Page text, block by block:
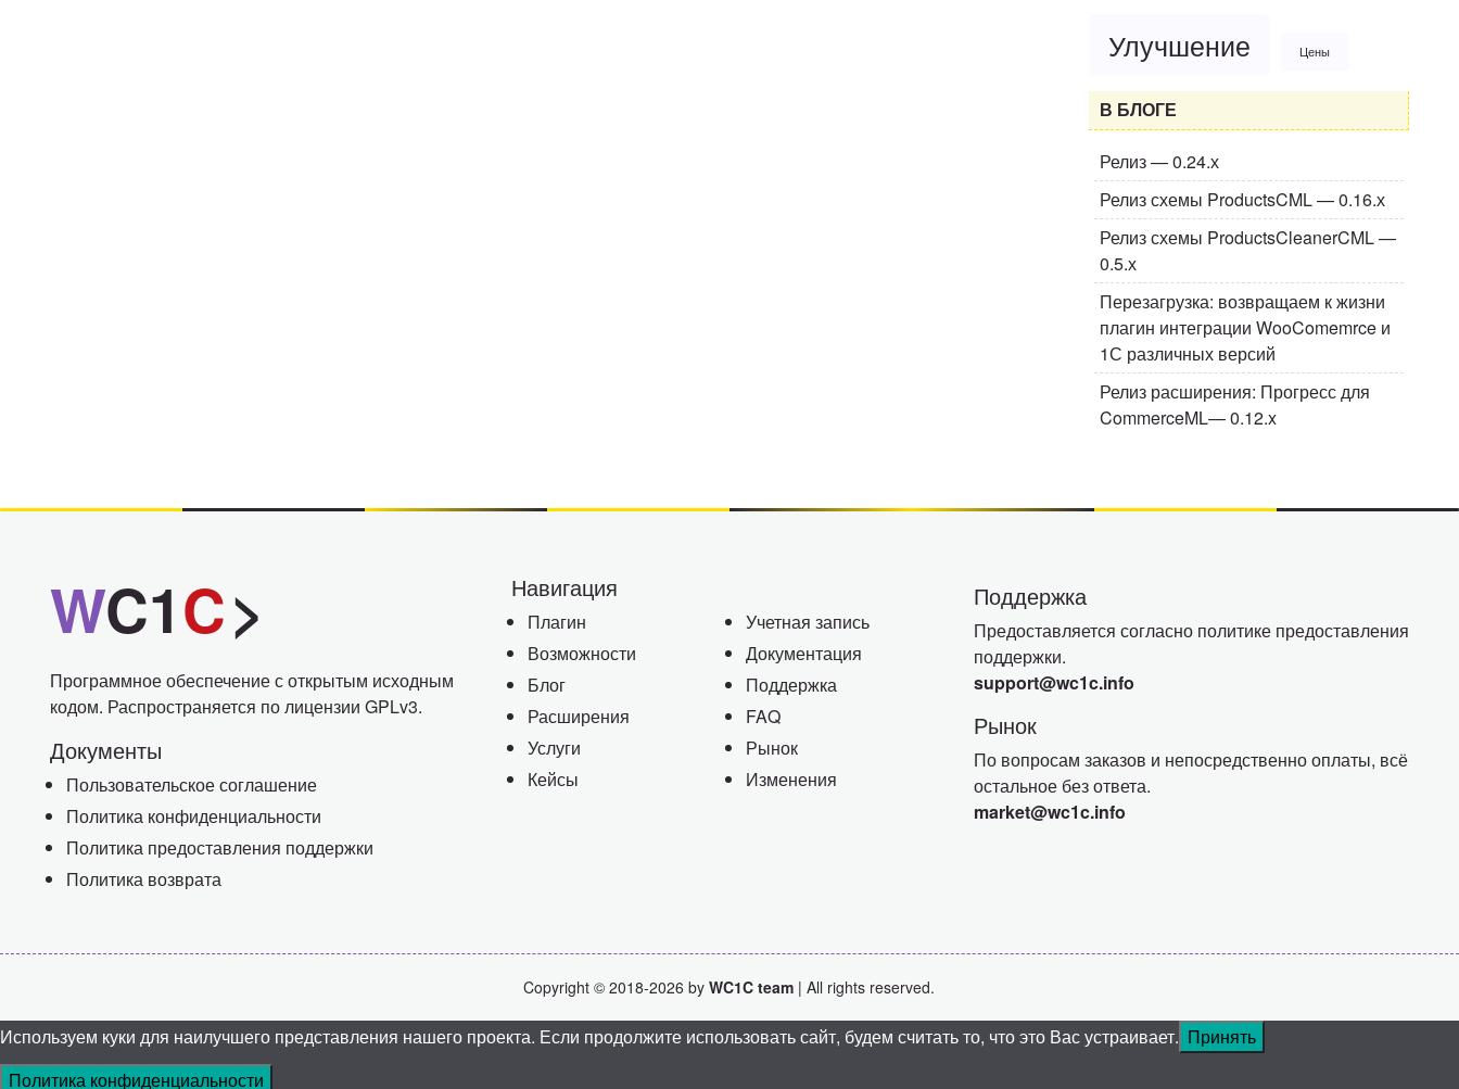
Улучшение Цены
В БЛОГЕ
Релиз — 0.24.х
Релиз схемы ProductsCML — 0.16.х
Релиз схемы ProductsCleanerCML —
0.5.х
Перезагрузка: возвращаем к жизни
плагин интеграции WooComemrce и
1С различных версий
Релиз расширения: Прогресс для
CommerceML— 0.12.x
WC1C>
Программное обеспечение с открытым исходным
кодом. Распространяется по лицензии GPLv3.
Документы
Пользовательское соглашение
Политика конфиденциальности
Политика предоставления поддержки
Политика возврата
Навигация
Плагин
Возможности
Блог
Расширения
Услуги
Кейсы
Учетная запись
Документация
Поддержка
FAQ
Рынок
Изменения
Поддержка
Предоставляется согласно политике предоставления
поддержки.
support@wc1c.info
Рынок
По вопросам заказов и непосредственно оплаты, всё
остальное без ответа.
market@wc1c.info
Copyright © 2018-2026 byWC1C team | All rights reserved.
Используем куки для наилучшего представления нашего проекта. Если продолжите использовать сайт, будем считать то, что это Вас устраивает. Принять
Политика конфиденциальности